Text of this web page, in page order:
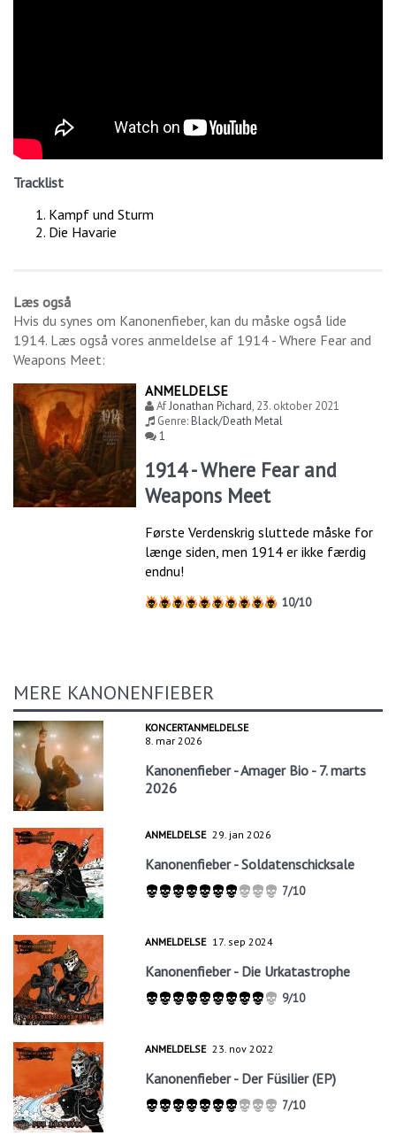
Tracklist
Kampf und Sturm
Die Havarie
Læs også
Hvis du synes om Kanonenfieber, kan du måske også lide
1914. Læs også vores anmeldelse af 1914 - Where Fear and
Weapons Meet:
ANMELDELSE
AfJonathan Pichard, 23. oktober 2021
Genre:Black/Death Metal
1
1914 - Where Fear and
Weapons Meet
Første Verdenskrig sluttede måske for
længe siden, men 1914 er ikke færdig
endnu!
10/10
MERE KANONENFIEBER
KONCERTANMELDELSE
8. mar 2026
Kanonenfieber - Amager Bio - 7. marts
2026
ANMELDELSE 29. jan 2026
Kanonenfieber - Soldatenschicksale
7/10
ANMELDELSE 17. sep 2024
Kanonenfieber - Die Urkatastrophe
9/10
ANMELDELSE 23. nov 2022
Kanonenfieber - Der Füsilier (EP)
7/10